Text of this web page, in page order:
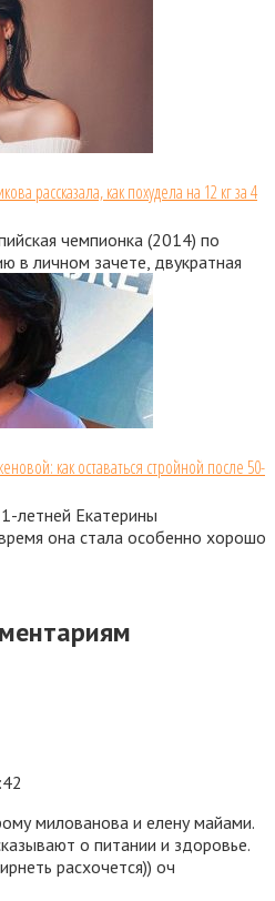
рассказала, как похудела на 12 кг за 4
чемпионка (2014) по
в личном зачете, двукратная
как оставаться стройной после 50-
летней Екатерины
она стала особенно хорошо
милованова и елену майами.
о питании и здоровье.
расхочется)) оч